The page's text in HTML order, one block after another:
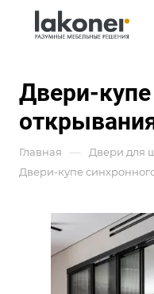
Двери-
Главная — Двери для
Двери-купе